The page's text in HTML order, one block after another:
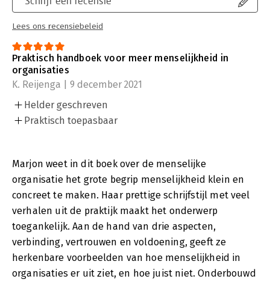
Lees ons recensiebeleid
Praktisch handboek voor meer menselijkheid in
organisaties
K. Reijenga | 9 december 2021
Helder geschreven
Praktisch toepasbaar
Marjon weet in dit boek over de menselijke
organisatie het grote begrip menselijkheid klein en
concreet te maken. Haar prettige schrijfstijl met veel
verhalen uit de praktijk maakt het onderwerp
toegankelijk. Aan de hand van drie aspecten,
verbinding, vertrouwen en voldoening, geeft ze
herkenbare voorbeelden van hoe menselijkheid in
organisaties er uit ziet, en hoe juist niet. Onderbouwd